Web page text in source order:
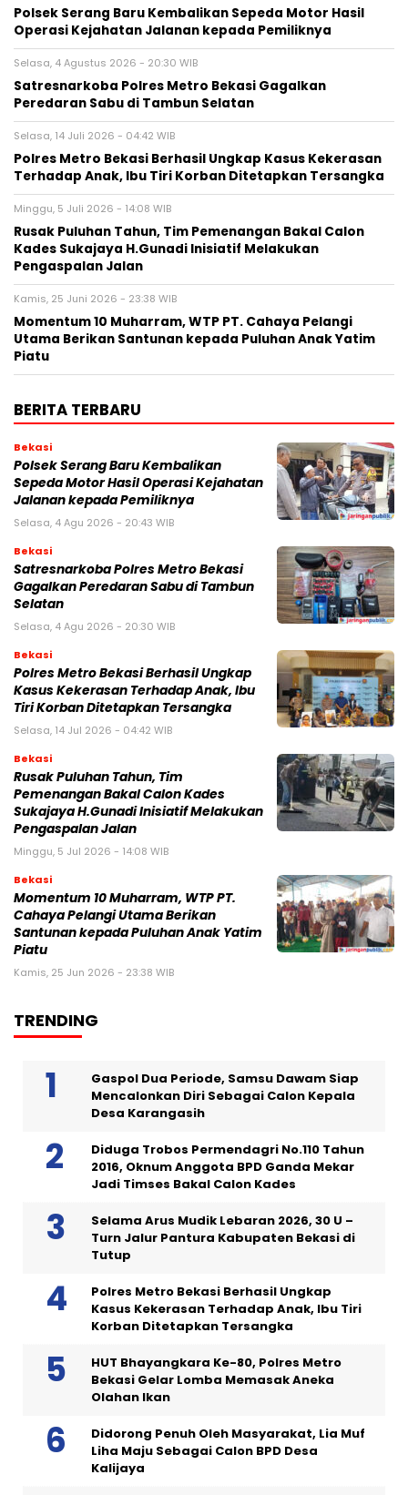
Polsek Serang Baru Kembalikan Sepeda Motor Hasil
Operasi Kejahatan Jalanan kepada Pemiliknya
Selasa, 4 Agustus 2026 - 20:30 WIB
Satresnarkoba Polres Metro Bekasi Gagalkan
Peredaran Sabu di Tambun Selatan
Selasa, 14 Juli 2026 - 04:42 WIB
Polres Metro Bekasi Berhasil Ungkap Kasus Kekerasan
Terhadap Anak, Ibu Tiri Korban Ditetapkan Tersangka
Minggu, 5 Juli 2026 - 14:08 WIB
Rusak Puluhan Tahun, Tim Pemenangan Bakal Calon
Kades Sukajaya H.Gunadi Inisiatif Melakukan
Pengaspalan Jalan
Kamis, 25 Juni 2026 - 23:38 WIB
Momentum 10 Muharram, WTP PT. Cahaya Pelangi
Utama Berikan Santunan kepada Puluhan Anak Yatim
Piatu
BERITA TERBARU
Bekasi
Polsek Serang Baru Kembalikan
Sepeda Motor Hasil Operasi Kejahatan
Jalanan kepada Pemiliknya
Selasa, 4 Agu 2026 - 20:43 WIB
Bekasi
Satresnarkoba Polres Metro Bekasi
Gagalkan Peredaran Sabu di Tambun
Selatan
Selasa, 4 Agu 2026 - 20:30 WIB
Bekasi
Polres Metro Bekasi Berhasil Ungkap
Kasus Kekerasan Terhadap Anak, Ibu
Tiri Korban Ditetapkan Tersangka
Selasa, 14 Jul 2026 - 04:42 WIB
Bekasi
Rusak Puluhan Tahun, Tim
Pemenangan Bakal Calon Kades
Sukajaya H.Gunadi Inisiatif Melakukan
Pengaspalan Jalan
Minggu, 5 Jul 2026 - 14:08 WIB
Bekasi
Momentum 10 Muharram, WTP PT.
Cahaya Pelangi Utama Berikan
Santunan kepada Puluhan Anak Yatim
Piatu
Kamis, 25 Jun 2026 - 23:38 WIB
TRENDING
Gaspol Dua Periode, Samsu Dawam Siap
Mencalonkan Diri Sebagai Calon Kepala
Desa Karangasih
Diduga Trobos Permendagri No.110 Tahun
2016, Oknum Anggota BPD Ganda Mekar
Jadi Timses Bakal Calon Kades
Selama Arus Mudik Lebaran 2026, 30 U –
Turn Jalur Pantura Kabupaten Bekasi di
Tutup
Polres Metro Bekasi Berhasil Ungkap
Kasus Kekerasan Terhadap Anak, Ibu Tiri
Korban Ditetapkan Tersangka
HUT Bhayangkara Ke-80, Polres Metro
Bekasi Gelar Lomba Memasak Aneka
Olahan Ikan
Didorong Penuh Oleh Masyarakat, Lia Muf
Liha Maju Sebagai Calon BPD Desa
Kalijaya